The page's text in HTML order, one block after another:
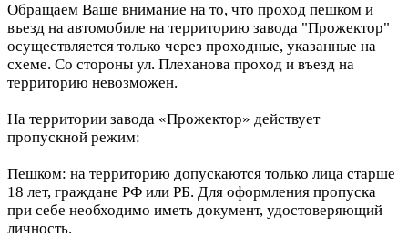
Обращаем Ваше внимание на то, что проход пешком и
въезд на автомобиле на территорию завода "Прожектор"
осуществляется только через проходные, указанные на
схеме. Со стороны ул. Плеханова проход и въезд на
территорию невозможен.
На территории завода «Прожектор» действует
пропускной режим:
Пешком: на территорию допускаются только лица старше
18 лет, граждане РФ или РБ. Для оформления пропуска
при себе необходимо иметь документ, удостоверяющий
личность.